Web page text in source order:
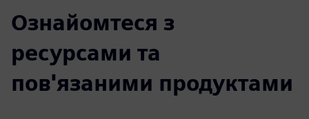
Ознайомтеся з
ресурсами та
пов'язаними продуктами